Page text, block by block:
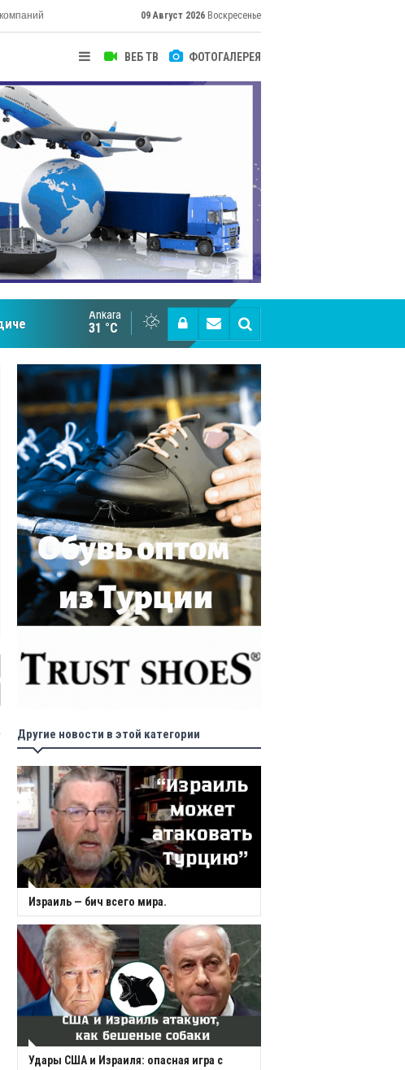
09 Август 2026 Воскресенье
ВЕБ ТВ ФОТОГАЛЕРЕЯ
Cottonhill покоряет мировые рынки
Ankara
31 °C
Другие новости в этой категории
Израиль — бич всего мира.
Удары США и Израиля: опасная игра с